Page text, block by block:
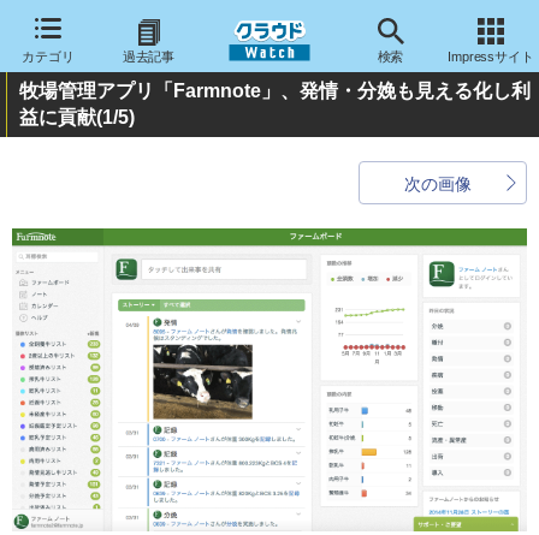
カテゴリ 過去記事 検索 Impressサイト
牧場管理アプリ「Farmnote」、発情・分娩も見える化し利
益に貢献(1/5)
次の画像